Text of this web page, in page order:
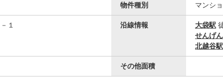
物件種別 マンシ
１ 沿線情報 大袋駅
せんげ
北越谷駅
その他面積